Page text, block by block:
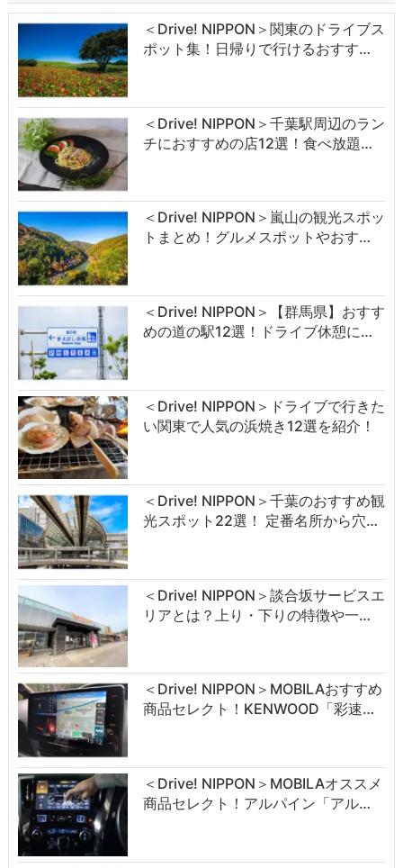
＜Drive! NIPPON＞関東のドライブス
ポット集！日帰りで行けるおすす…
＜Drive! NIPPON＞千葉駅周辺のラン
チにおすすめの店12選！食べ放題…
＜Drive! NIPPON＞嵐山の観光スポッ
トまとめ！グルメスポットやおす…
＜Drive! NIPPON＞【群馬県】おすす
めの道の駅12選！ドライブ休憩に…
＜Drive! NIPPON＞ドライブで行きた
い関東で人気の浜焼き12選を紹介！
＜Drive! NIPPON＞千葉のおすすめ観
光スポット22選！ 定番名所から穴…
＜Drive! NIPPON＞談合坂サービスエ
リアとは？上り・下りの特徴や一…
＜Drive! NIPPON＞MOBILAおすすめ
商品セレクト！KENWOOD「彩速…
＜Drive! NIPPON＞MOBILAオススメ
商品セレクト！アルパイン「アル…